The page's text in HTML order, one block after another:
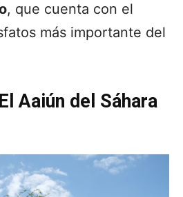
, que cuenta con el
más importante del
Aaiún del Sáhara